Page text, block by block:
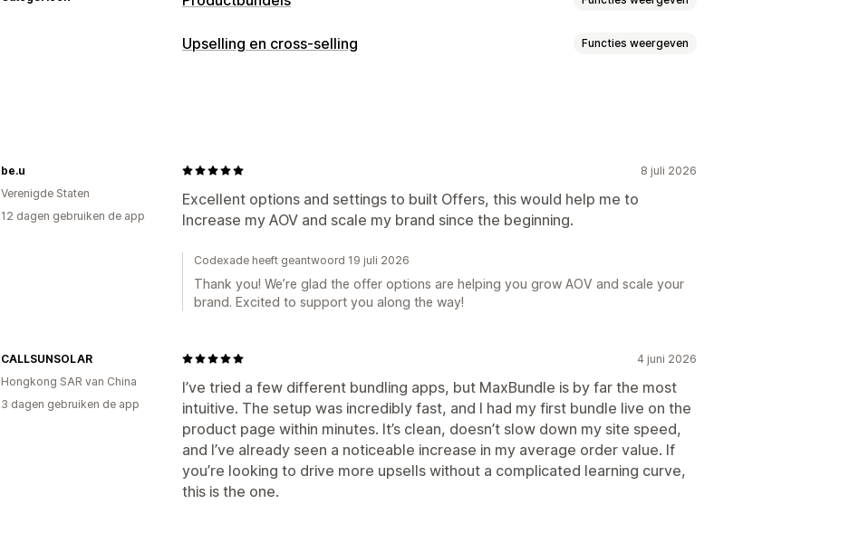
Soorten bundels
Vaste prijzen
Kortingen
Volumekortingen Forfaitaire kortingen Percentagekortingen
Winkelwagenkortingen Twee voor de prijs van één Dynamische prijzen
Upselling en cross-selling Functies weergeven
Productaanbevelingen
Volumekortingen
Staffelkortingen
Doorklikpercentages Funnelprestaties
8 juli 2026
Excellent options and settings to built Offers, this would help me to
Increase my AOV and scale my brand since the beginning.
be.u
Verenigde Staten
12 dagen gebruiken de app
Codexade heeft geantwoord 19 juli 2026
Thank you! We’re glad the offer options are helping you grow AOV and scale your
brand. Excited to support you along the way!
4 juni 2026
I’ve tried a few different bundling apps, but MaxBundle is by far the most
intuitive. The setup was incredibly fast, and I had my first bundle live on the
product page within minutes. It’s clean, doesn’t slow down my site speed,
and I’ve already seen a noticeable increase in my average order value. If
you’re looking to drive more upsells without a complicated learning curve,
this is the one.
CALLSUNSOLAR
Hongkong SAR van China
3 dagen gebruiken de app